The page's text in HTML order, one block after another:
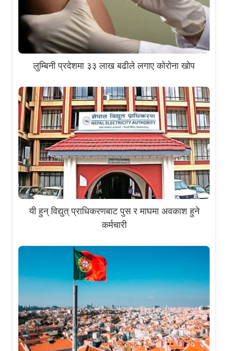
लुम्बिनी प्रदेशमा ३३ लाख बढीले लगाए कोरोना खोप
यी हुन् विद्युत् प्राधिकरणबाट पुस र माघमा अवकाश हुने
कर्मचारी